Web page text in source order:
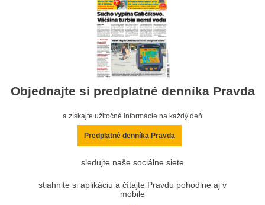
Objednajte si predplatné denníka Pravda
a získajte užitočné informácie na každý deň
Predplatné denníka Pravda
sledujte naše sociálne siete
stiahnite si aplikáciu a čítajte Pravdu pohodlne aj v
mobile